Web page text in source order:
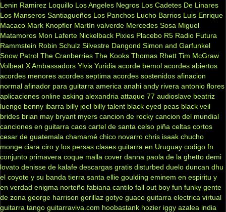
Lenin Ramirez Loquillo Los Angeles Negros Los Cadetes De Linares
Los Manseros Santiagueños Los Panchos Lucho Barrios Luis Enrique
Macaco Mark Knopfler Martín valverde Mercedes Sosa Miguel
Matamoros Mon Laferte Nickelback Pixies Placebo R5 Radio Futura
Rammstein Robin Schulz Silvestre Dangond Simon and Garfunkel
Snow Patrol The Cranberries The Kooks Thomas Rhett Tim McGraw
Volbeat X Ambassadors Ylvis Yuridia acorde bemol acordes abiertos
acordes menores acordes septima acordes sostenidos afinacion
normal afinador para guitarra america anahi andy rivera antonio flores
aplicaciones online asking alexandria attaque 77 audioslave beatriz
luengo benny ibarra billy joel billy talent black eyed peas black veil
brides brian may bryant myers cancion de rocky cancion del mundial
canciones en guitarra caos cartel de santa celso piña celtas cortos
cesar de guatemala chamamé chico novarro chris isaak chucho
monge ciara ciro y los persas clases guitarra en Uruguay codigo fn
conjunto primavera coque malla cover danna paola de la ghetto demi
lovato denisse de kalafe descargas gratis disturbed duelo duncan dhu
el coyote y su banda tierra santa ellie goulding eminem en espiritu y
en verdad enigma norteño fabiana cantilo fall out boy fun funky gente
de zona george harrison gorillaz gotye guaco guitarra electrica virtual
guitarra tango guitarraviva.com hoobastank hozier iggy azalea india